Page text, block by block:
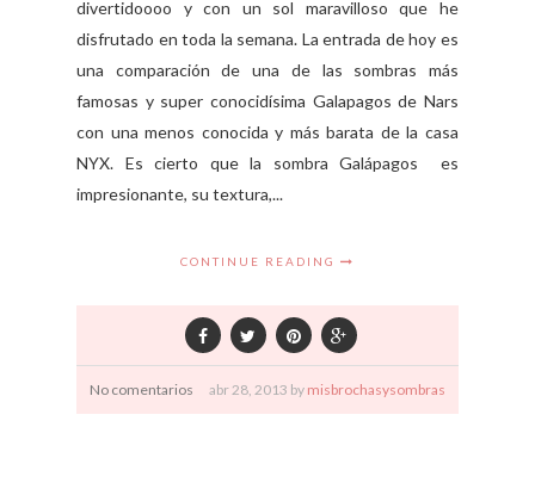
divertidoooo y con un sol maravilloso que he
disfrutado en toda la semana. La entrada de hoy es
una comparación de una de las sombras más
famosas y super conocidísima Galapagos de Nars
con una menos conocida y más barata de la casa
NYX. Es cierto que la sombra Galápagos es
impresionante, su textura,...
CONTINUE READING
No comentarios abr28, 2013 by misbrochasysombras